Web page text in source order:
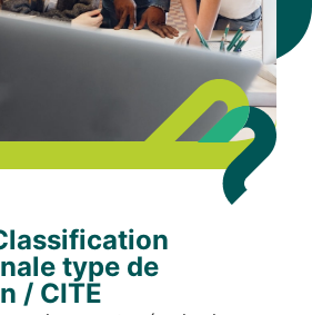
type de
/ CITE